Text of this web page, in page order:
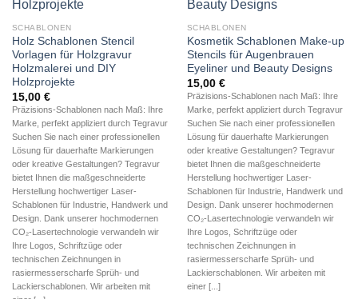
SCHABLONEN
Holz Schablonen Stencil
Vorlagen für Holzgravur
Holzmalerei und DIY
Holzprojekte
15,00 €
Präzisions-Schablonen nach Maß: Ihre
Marke, perfekt appliziert durch Tegravur
Suchen Sie nach einer professionellen
Lösung für dauerhafte Markierungen
oder kreative Gestaltungen? Tegravur
bietet Ihnen die maßgeschneiderte
Herstellung hochwertiger Laser-
Schablonen für Industrie, Handwerk und
Design. Dank unserer hochmodernen
CO₂-Lasertechnologie verwandeln wir
Ihre Logos, Schriftzüge oder
technischen Zeichnungen in
rasiermesserscharfe Sprüh- und
Lackierschablonen. Wir arbeiten mit
SCHABLONEN
Kosmetik Schablonen Make-up
Stencils für Augenbrauen
Eyeliner und Beauty Designs
15,00 €
Präzisions-Schablonen nach Maß: Ihre
Marke, perfekt appliziert durch Tegravur
Suchen Sie nach einer professionellen
Lösung für dauerhafte Markierungen
oder kreative Gestaltungen? Tegravur
bietet Ihnen die maßgeschneiderte
Herstellung hochwertiger Laser-
Schablonen für Industrie, Handwerk und
Design. Dank unserer hochmodernen
CO₂-Lasertechnologie verwandeln wir
Ihre Logos, Schriftzüge oder
technischen Zeichnungen in
rasiermesserscharfe Sprüh- und
Lackierschablonen. Wir arbeiten mit
einer [...]